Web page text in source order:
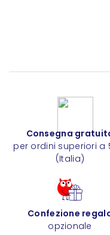
Consegna
per ordini superiori a
(Italia)
Confezione
opzionale